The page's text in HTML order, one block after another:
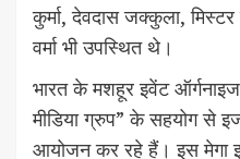
कुर्मा, देवदास जक्कुला,
वर्मा भी उपस्थित थे।
भारत के मशहूर इवेंट
मीडिया ग्रुप” के सहयोग से
आयोजन कर रहे हैं। इस मेगा